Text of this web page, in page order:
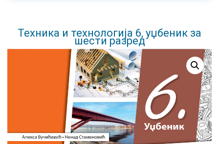
Техника и технологија 6, уџбеник за
шести разред